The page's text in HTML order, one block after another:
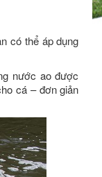
có thể áp dụng
nước ao được
cá – đơn giản